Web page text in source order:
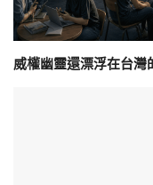
威權幽靈還漂浮在台灣